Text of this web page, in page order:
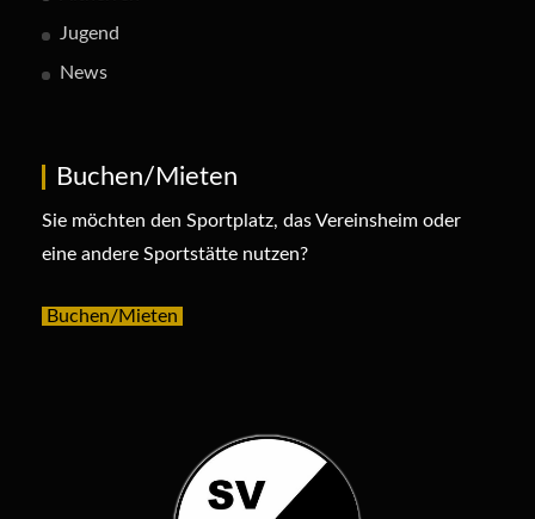
Jugend
News
Buchen/Mieten
Sie möchten den Sportplatz, das Vereinsheim oder
eine andere Sportstätte nutzen?
Buchen/Mieten